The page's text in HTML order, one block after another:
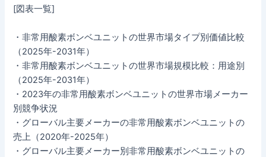
[図表一覧]
・非常用酸素ボンベユニットの世界市場タイプ別価値比較
（2025年-2031年）
・非常用酸素ボンベユニットの世界市場規模比較：用途別
（2025年-2031年）
・2023年の非常用酸素ボンベユニットの世界市場メーカー
別競争状況
・グローバル主要メーカーの非常用酸素ボンベユニットの
売上（2020年-2025年）
・グローバル主要メーカー別非常用酸素ボンベユニットの